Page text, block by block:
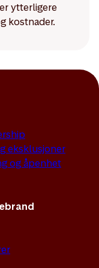
ytterligere
kostnader.
eksklusjoner
og åpenhet